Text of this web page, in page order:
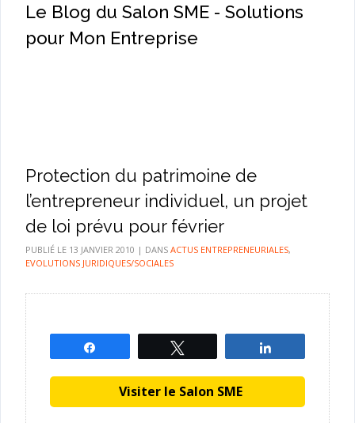
Le Blog du Salon SME - Solutions
pour Mon Entreprise
Protection du patrimoine de
l’entrepreneur individuel, un projet
de loi prévu pour février
PUBLIÉ LE 13 JANVIER 2010 | DANS ACTUS ENTREPRENEURIALES,
EVOLUTIONS JURIDIQUES/SOCIALES
Visiter le Salon SME